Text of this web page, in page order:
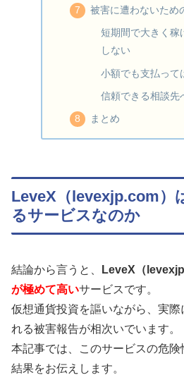
被害に遭わないため
短期間で大きく稼
しない
小額でも支払って
信頼できる相談先
まとめ
LeveX（levexjp.com）
るサービスなのか
結論から言うと、 LeveX（
が極めて高いサービスです。
仮想通貨投資を謳いながら、実
れる被害報告が相次いでいます。
本記事では、このサービスの危
結果をお伝えします。